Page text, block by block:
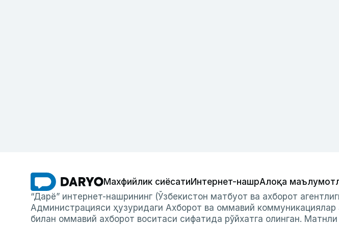
Махфийлик сиёсатиИнтернет-нашрАлоқа
“Дарё” интернет-нашрининг (Ўзбекистон матбуот ва ахборот
Администрацияси ҳузуридаги Ахборот ва оммавий
билан оммавий ахборот воситаси сифатида рўйхатга олинган.